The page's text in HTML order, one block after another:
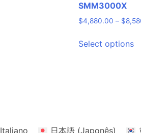
SMM3000X
$4,880.00 – $
Select options
Italiano 日本語 (Japonês)